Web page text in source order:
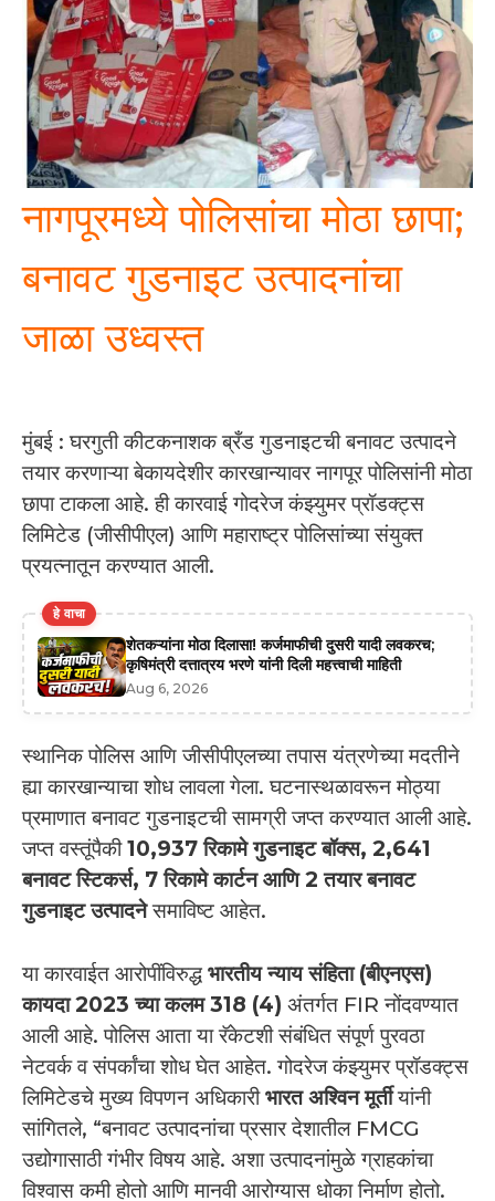
नागपूरमध्ये पोलिसांचा मोठा छापा;
बनावट गुडनाइट उत्पादनांचा
जाळा उध्वस्त
मुंबई : घरगुती कीटकनाशक ब्रँड गुडनाइटची बनावट उत्पादने
तयार करणाऱ्या बेकायदेशीर कारखान्यावर नागपूर पोलिसांनी मोठा
छापा टाकला आहे. ही कारवाई गोदरेज कंझ्युमर प्रॉडक्ट्स
लिमिटेड (जीसीपीएल) आणि महाराष्ट्र पोलिसांच्या संयुक्त
प्रयत्नातून करण्यात आली.
हे वाचा
शेतकऱ्यांना मोठा दिलासा! कर्जमाफीची दुसरी यादी लवकरच;
कृषिमंत्री दत्तात्रय भरणे यांनी दिली महत्त्वाची माहिती
Aug 6, 2026
स्थानिक पोलिस आणि जीसीपीएलच्या तपास यंत्रणेच्या मदतीने
ह्या कारखान्याचा शोध लावला गेला. घटनास्थळावरून मोठ्या
प्रमाणात बनावट गुडनाइटची सामग्री जप्त करण्यात आली आहे.
जप्त वस्तूंपैकी10,937 रिकामे गुडनाइट बॉक्स, 2,641
बनावट स्टिकर्स, 7 रिकामे कार्टन आणि 2 तयार बनावट
गुडनाइट उत्पादनेसमाविष्ट आहेत.
या कारवाईत आरोपींविरुद्ध भारतीय न्याय संहिता (बीएनएस)
कायदा 2023 च्या कलम 318 (4) अंतर्गत FIR नोंदवण्यात
आली आहे. पोलिस आता या रॅकेटशी संबंधित संपूर्ण पुरवठा
नेटवर्क व संपर्कांचा शोध घेत आहेत. गोदरेज कंझ्युमर प्रॉडक्ट्स
लिमिटेडचे मुख्य विपणन अधिकारीभारत अश्विन मूर्तीयांनी
सांगितले, “बनावट उत्पादनांचा प्रसार देशातील FMCG
उद्योगासाठी गंभीर विषय आहे. अशा उत्पादनांमुळे ग्राहकांचा
विश्वास कमी होतो आणि मानवी आरोग्यास धोका निर्माण होतो.